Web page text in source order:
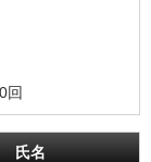
回
氏名